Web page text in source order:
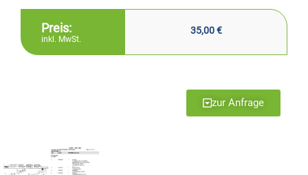
Preis:
inkl. MwSt.
35,00€
zur Anfrage